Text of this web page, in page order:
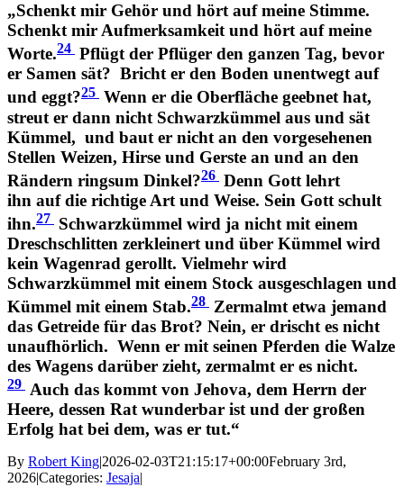
„Schenkt mir Gehör und hört auf meine Stimme.
Schenkt mir Aufmerksamkeit und hört auf meine
Worte.24 Pflügt der Pflüger den ganzen Tag, bevor
er Samen sät? Bricht er den Boden unentwegt auf
und eggt?25 Wenn er die Oberfläche geebnet hat,
streut er dann nicht Schwarzkümmel aus und sät
Kümmel, und baut er nicht an den vorgesehenen
Stellen Weizen, Hirse und Gerste an und an den
Rändern ringsum Dinkel?26 Denn Gott lehrt
ihn auf die richtige Art und Weise. Sein Gott schult
ihn.27 Schwarzkümmel wird ja nicht mit einem
Dreschschlitten zerkleinert und über Kümmel wird
kein Wagenrad gerollt. Vielmehr wird
Schwarzkümmel mit einem Stock ausgeschlagen und
Kümmel mit einem Stab.28 Zermalmt etwa jemand
das Getreide für das Brot? Nein, er drischt es nicht
unaufhörlich. Wenn er mit seinen Pferden die Walze
des Wagens darüber zieht, zermalmt er es nicht.
29 Auch das kommt von Jehova, dem Herrn der
Heere, dessen Rat wunderbar ist und der großen
Erfolg hat bei dem, was er tut.“
By Robert King2026-02-03T21:15:17+00:00February 3rd,
2026Categories: Jesaja